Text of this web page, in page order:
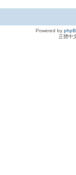
Powered by
正體中